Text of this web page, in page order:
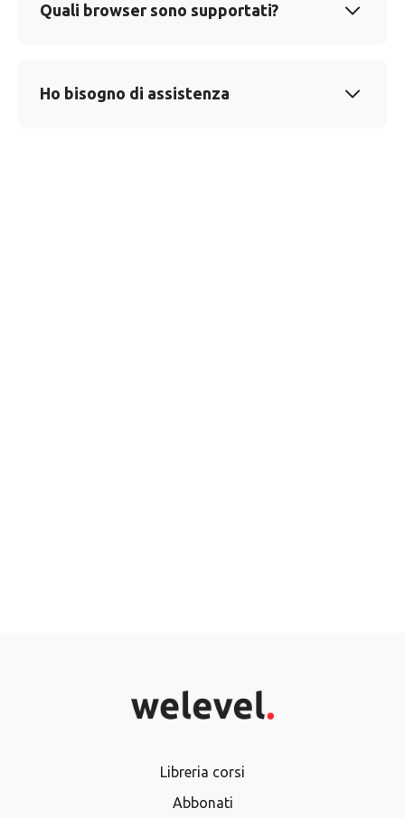
Quali browser sono supportati?
Ho bisogno di assistenza
Libreria corsi
Abbonati